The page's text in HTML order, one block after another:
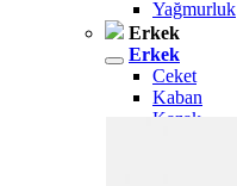
Yağmurluk
Erkek
Erkek
Ceket
Kaban
Kazak